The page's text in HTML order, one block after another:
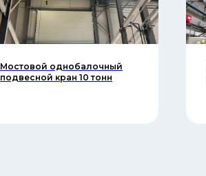
Мостовой однобалочный
подвесной кран 10 тонн